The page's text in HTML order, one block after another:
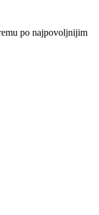
po najpovoljnijim